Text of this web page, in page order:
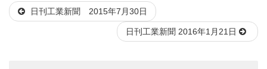
日:
ゴ
日刊工業新聞 2015年7月30日
日刊工業新聞 2016年1月21日